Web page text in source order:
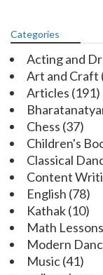
Categories
Acting and
Art and Craft
Articles (191)
Chess (37)
Children's
Classical
Content
English (78)
Kathak(10)
Math Lessons
Modern
Music(41)